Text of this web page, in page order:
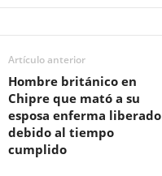
Artículo anterior
Hombre británico en
Chipre que mató a su
esposa enferma liberado
debido al tiempo
cumplido